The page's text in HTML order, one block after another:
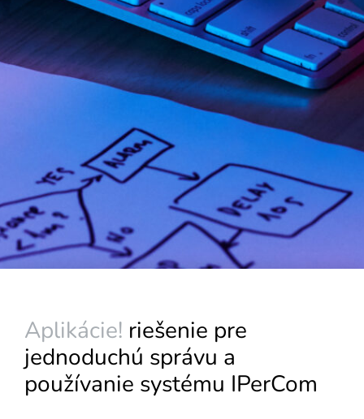
Aplikácie! riešenie pre
jednoduchú správu a
používanie systému IPerCom